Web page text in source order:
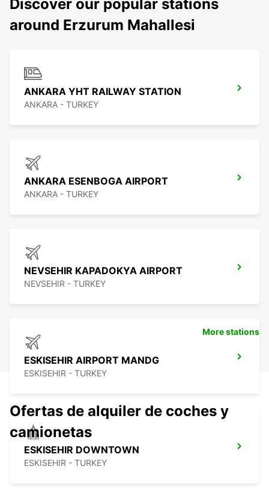
Discover our popular stations
around Erzurum Mahallesi
ANKARA YHT RAILWAY STATION
ANKARA - TURKEY
ANKARA ESENBOGA AIRPORT
ANKARA - TURKEY
NEVSEHIR KAPADOKYA AIRPORT
NEVSEHIR - TURKEY
ESKISEHIR AIRPORT MANDG
ESKISEHIR - TURKEY
ESKISEHIR DOWNTOWN
ESKISEHIR - TURKEY
More stations
Ofertas de alquiler de coches y
camionetas